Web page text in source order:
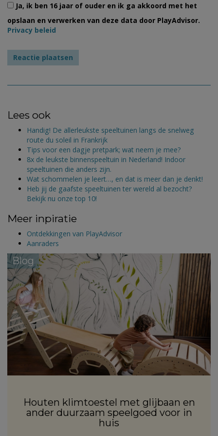
Ja, ik ben 16 jaar of ouder en ik ga akkoord met het
opslaan en verwerken van deze data door PlayAdvisor.
Privacy beleid
Lees ook
Handig! De allerleukste speeltuinen langs de snelweg
route du soleil in Frankrijk
Tips voor een dagje pretpark; wat neem je mee?
8x de leukste binnenspeeltuin in Nederland! Indoor
speeltuinen die anders zijn.
Wat schommelen je leert…, en dat is meer dan je denkt!
Heb jij de gaafste speeltuinen ter wereld al bezocht?
Bekijk nu onze top 10!
Meer inpiratie
Ontdekkingen van PlayAdvisor
Aanraders
Blog
Houten klimtoestel met glijbaan en
ander duurzaam speelgoed voor in
huis